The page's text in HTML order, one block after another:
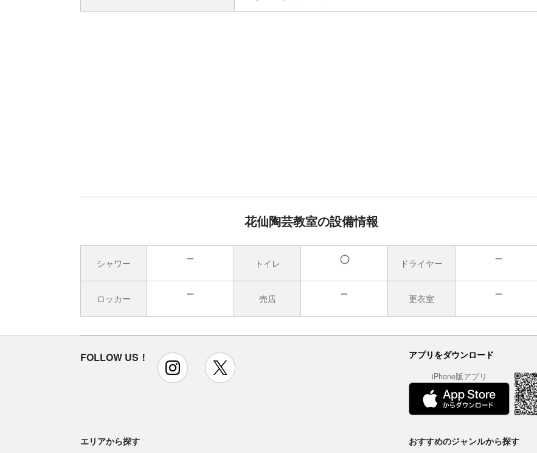
花仙陶芸教室の設備情報
シャワー トイレ ドライヤー
ロッカー 売店 更衣室
FOLLOW US！ instagram アプリをダウンロード
iPhone版アプリ
エリアから探す おすすめのジャンルから探す